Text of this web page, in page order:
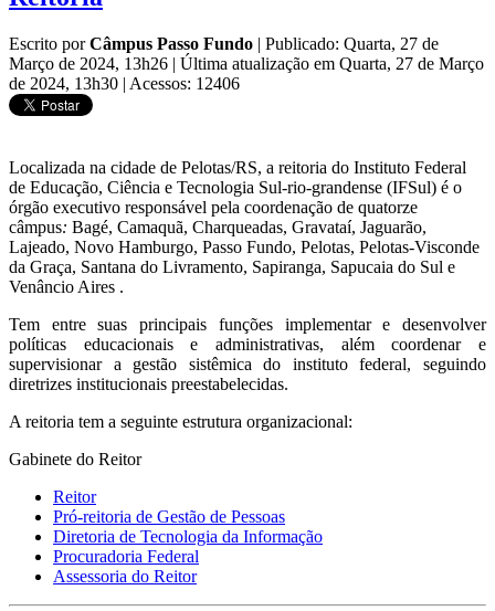
Escrito porCâmpus Passo Fundo | Publicado: Quarta, 27 de
Março de 2024, 13h26 | Última atualização em Quarta, 27 de Março
de 2024, 13h30 | Acessos: 12406
Localizada na cidade de Pelotas/RS, a reitoria do Instituto Federal
de Educação, Ciência e Tecnologia Sul-rio-grandense (IFSul) é o
órgão executivo responsável pela coordenação de quatorze
câmpus: Bagé, Camaquã, Charqueadas, Gravataí, Jaguarão,
Lajeado, Novo Hamburgo, Passo Fundo, Pelotas, Pelotas-Visconde
da Graça, Santana do Livramento, Sapiranga, Sapucaia do Sul e
Venâncio Aires .
Tem entre suas principais funções implementar e desenvolver
políticas educacionais e administrativas, além coordenar e
supervisionar a gestão sistêmica do instituto federal, seguindo
diretrizes institucionais preestabelecidas.
A reitoria tem a seguinte estrutura organizacional:
Gabinete do Reitor
Reitor
Pró-reitoria de Gestão de Pessoas
Diretoria de Tecnologia da Informação
Procuradoria Federal
Assessoria do Reitor